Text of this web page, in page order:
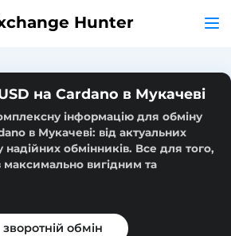
Hunter
на Cardano в Мукачеві
інформацію для обміну
в Мукачеві: від актуальних
надійних обмінників. Все для того,
вигідним та
зворотній обмін